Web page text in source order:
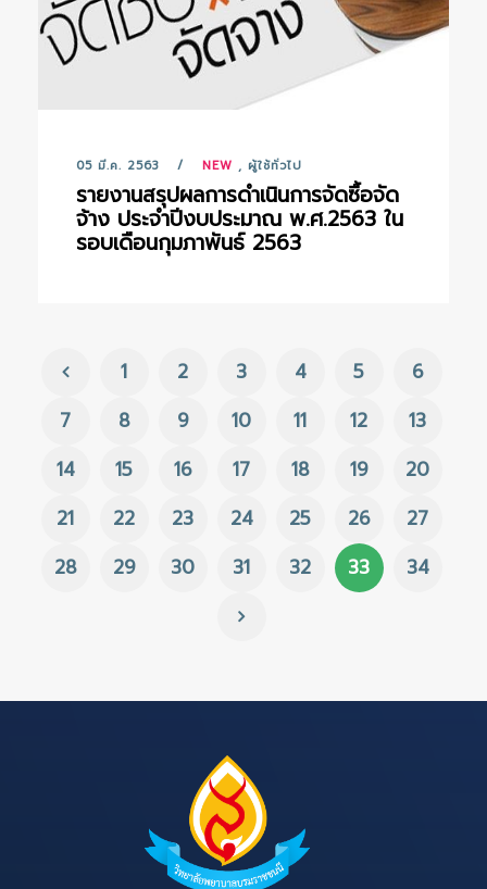
05 มี.ค. 2563 NEW , ผู้ใช้ทั่วไป
รายงานสรุปผลการดำเนินการจัดซื้อจัด
จ้าง ประจำปีงบประมาณ พ.ศ.2563 ใน
รอบเดือนกุมภาพันธ์ 2563
1 2 3 4 5
6
7
8 9 10 11 12
13
14
15 16 17 18 19
20
21
22 23 24 25 26
27
28
29 30 31 32 33 34